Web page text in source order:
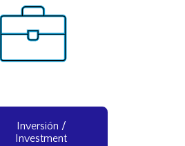
Inversión /
Investment